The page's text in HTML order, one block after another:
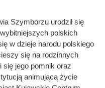
Szymborzu urodził się
polskich
w dzieje narodu polskiego
się na rodzinnych
się jego pomnik oraz
animującą życie